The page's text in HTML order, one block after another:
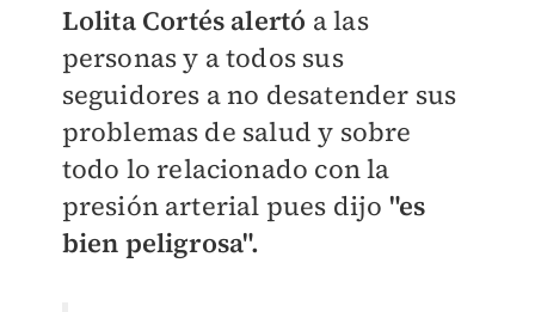
Lolita Cortés alertó a las
personas y a todos sus
seguidores a no desatender sus
problemas de salud y sobre
todo lo relacionado con la
presión arterial pues dijo "es
bien peligrosa".